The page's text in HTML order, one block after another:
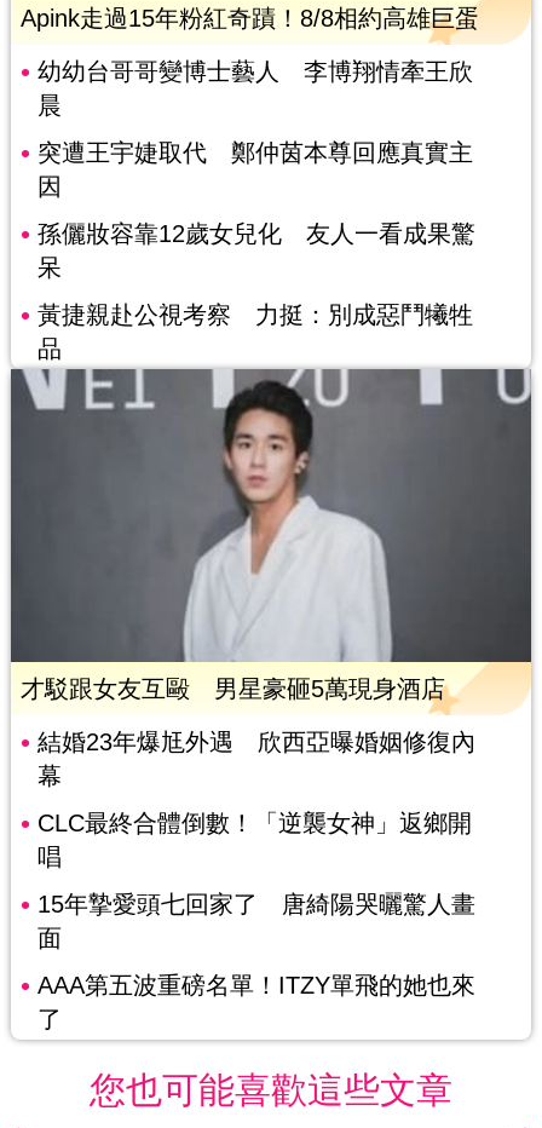
Apink走過15年粉紅奇蹟！8/8相約高雄巨蛋
幼幼台哥哥變博士藝人 李博翔情牽王欣
晨
突遭王宇婕取代 鄭仲茵本尊回應真實主
因
孫儷妝容靠12歲女兒化 友人一看成果驚
呆
黃捷親赴公視考察 力挺：別成惡鬥犧牲
品
才駁跟女友互毆 男星豪砸5萬現身酒店
結婚23年爆尪外遇 欣西亞曝婚姻修復內
幕
CLC最終合體倒數！「逆襲女神」返鄉開
唱
15年摯愛頭七回家了 唐綺陽哭曬驚人畫
面
AAA第五波重磅名單！ITZY單飛的她也來
了
您也可能喜歡這些文章